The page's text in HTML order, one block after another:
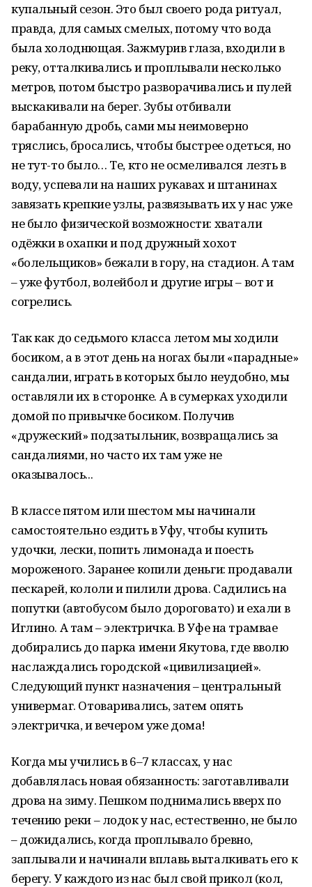
купальный сезон. Это был своего рода ритуал,
правда, для самых смелых, потому что вода
была холоднющая. Зажмурив глаза, входили в
реку, отталкивались и проплывали несколько
метров, потом быстро разворачивались и пулей
выскакивали на берег. Зубы отбивали
барабанную дробь, сами мы неимоверно
тряслись, бросались, чтобы быстрее одеться, но
не тут-то было… Те, кто не осмеливался лезть в
воду, успевали на наших рукавах и штанинах
завязать крепкие узлы, развязывать их у нас уже
не было физической возможности: хватали
одёжки в охапки и под дружный хохот
«болельщиков» бежали в гору, на стадион. А там
– уже футбол, волейбол и другие игры – вот и
согрелись.
Так как до седьмого класса летом мы ходили
босиком, а в этот день на ногах были «парадные»
сандалии, играть в которых было неудобно, мы
оставляли их в сторонке. А в сумерках уходили
домой по привычке босиком. Получив
«дружеский» подзатыльник, возвращались за
сандалиями, но часто их там уже не
оказывалось...
В классе пятом или шестом мы начинали
самостоятельно ездить в Уфу, чтобы купить
удочки, лески, попить лимонада и поесть
мороженого. Заранее копили деньги: продавали
пескарей, кололи и пилили дрова. Садились на
попутки (автобусом было дороговато) и ехали в
Иглино. А там – электричка. В Уфе на трамвае
добирались до парка имени Якутова, где вволю
наслаждались городской «цивилизацией».
Следующий пункт назначения – центральный
универмаг. Отоваривались, затем опять
электричка, и вечером уже дома!
Когда мы учились в 6–7 классах, у нас
добавлялась новая обязанность: заготавливали
дрова на зиму. Пешком поднимались вверх по
течению реки – лодок у нас, естественно, не было
– дожидались, когда проплывало бревно,
заплывали и начинали вплавь выталкивать его к
берегу. У каждого из нас был свой прикол (кол,